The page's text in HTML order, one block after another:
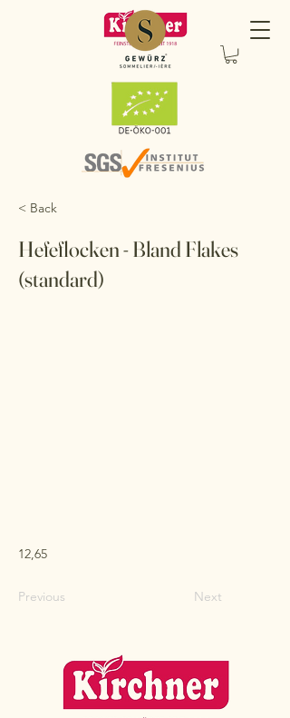
< Back
Hefeflocken - Bland Flakes
(standard)
12,65
Previous Next